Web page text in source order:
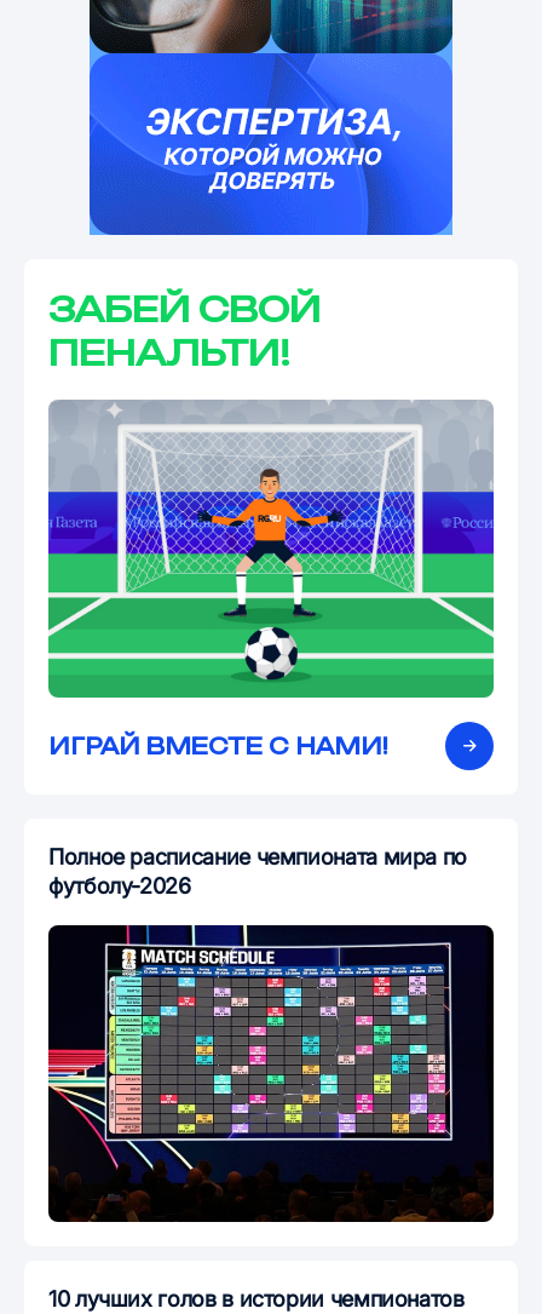
ЗАБЕЙ СВОЙ
ПЕНАЛЬТИ!
ИГРАЙ ВМЕСТЕ С НАМИ!
Полное расписание чемпионата мира по
футболу-2026
10 лучших голов в истории чемпионатов